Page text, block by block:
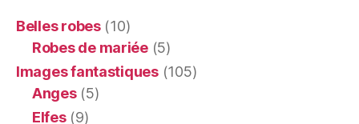
Belles robes(10)
Robes de mariée(5)
Images fantastiques(105)
Anges(5)
Elfes(9)